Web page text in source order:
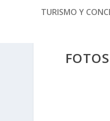
TURISMO Y